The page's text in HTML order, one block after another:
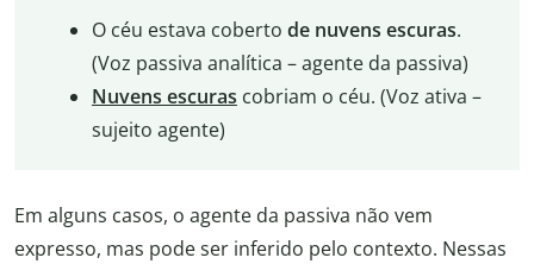
O céu estava coberto de nuvens escuras.
(Voz passiva analítica – agente da passiva)
Nuvens escuras cobriam o céu. (Voz ativa –
sujeito agente)
Em alguns casos, o agente da passiva não vem
expresso, mas pode ser inferido pelo contexto. Nessas